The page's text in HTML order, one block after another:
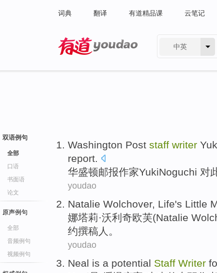
词典 翻译 有道精品课 云笔记
中英
双语例句
全部
口语
书面语
论文
原声例句
全部
音频例句
视频例句
Washington Post staff writer
report.
华盛顿邮报作家YukiNoguchi 对
youdao
Natalie Wolchover, Life's Little
娜塔莉·沃利奇欧芙(Natalie
约撰稿人 。
youdao
Neal is a potential Staff Writer